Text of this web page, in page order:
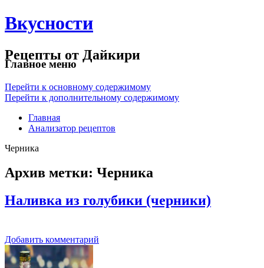
Вкусности
Рецепты от Дайкири
Главное меню
Перейти к основному содержимому
Перейти к дополнительному содержимому
Главная
Анализатор рецептов
Черника
Архив метки: Черника
Наливка из голубики (черники)
Добавить комментарий